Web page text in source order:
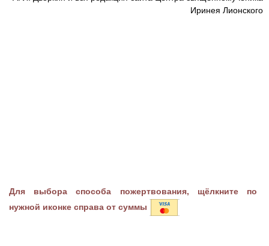
Иринея Лионского
Для выбора способа пожертвования, щёлкните по
нужной иконке справа от суммы